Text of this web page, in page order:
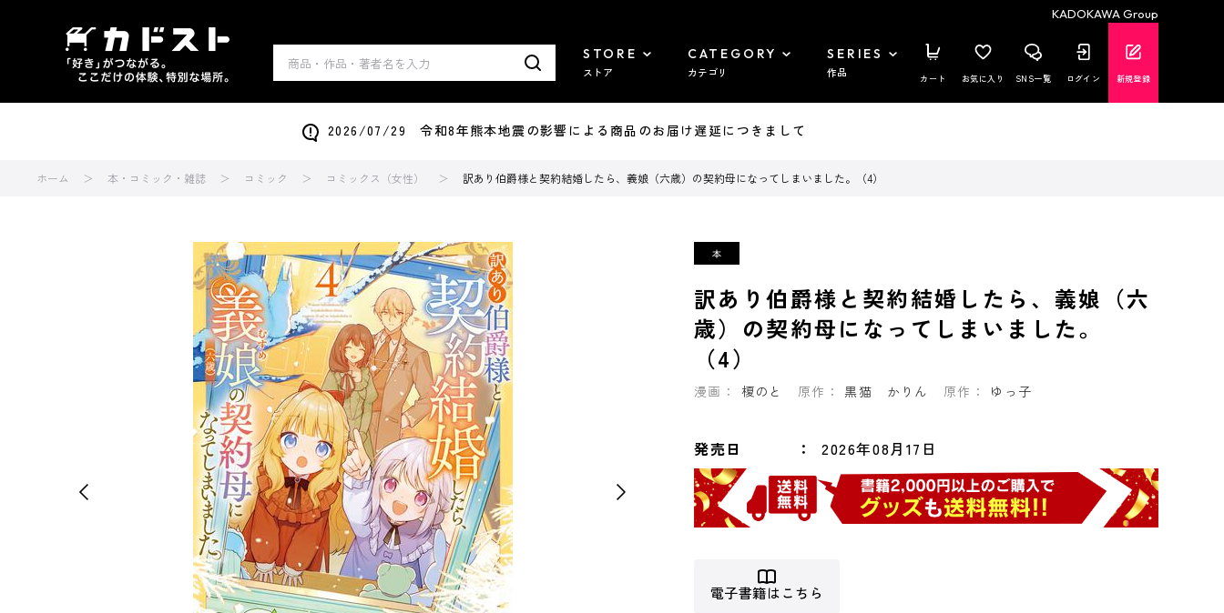
KADOKAWA Group
STORE
ストア
CATEGORY
カテゴリ
SERIES
作品 カート お気に入り SNS一覧 ログイン 新規登録
2026/07/29 令和8年熊本地震の影響による商品のお届け遅延につきまして
ホーム 本・コミック・雑誌 コミック コミックス（女性） 訳あり伯爵様と契約結婚したら、義娘（六歳）の契約母になってしまいました。（4）
訳あり伯爵様と契約結婚したら、義娘（六
歳）の契約母になってしまいました。
（4）
漫画： 榎のと 原作： 黒猫 かりん 原作： ゆっ子
発売日 2026年08月17日
電子書籍はこちら